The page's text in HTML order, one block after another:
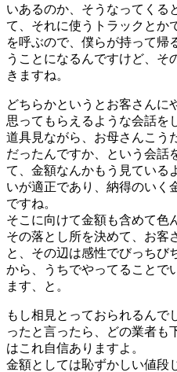
いあるのか、そうなってくる
て、それに使うトラックとか
を呼ぶので、僕らが持って帰
うことになるんですけど、そ
きますね。
どちらかというとお客さんに
思ってもらえるような会話を
道具見ながら、お母さんこう
だったんですか、という会話
て、金額なんかもう見ている
いが適正であり、納得のいく
ですね。
そこに向けて金額も含めて色
その落とし所を決めて、お客
と、その辺は感性でびっちび
から、うちでやってることで
ます、と。
もし相見とっておられるんで
ったと言ったら、どの業者も
はこれ自信ありますよ。
金額としては恥ずかしい値段